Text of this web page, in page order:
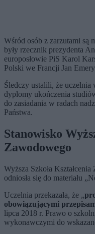
Wśród osób z zarzutami są
były rzecznik prezydenta
europosłowie PiS Karol
Polski we Francji Jan
Śledczy ustalili, że uczelnia
dyplomy ukończenia
do zasiadania w radach
Państwa.
Stanowisko
Zawodowego
Wyższa Szkoła
odniosła się do materiału
Uczelnia przekazała, że „
obowiązującymi
lipca 2018 r. Prawo o
wykonawczymi do